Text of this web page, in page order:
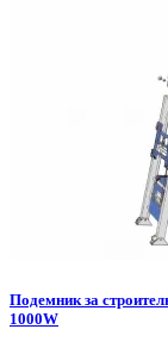
Подемник за
1000W